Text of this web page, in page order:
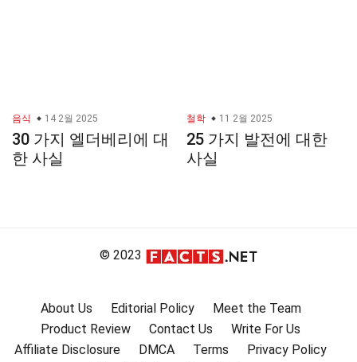
음식 14 2월 2025
30 가지 엘더베리에 대
한 사실
철학 11 2월 2025
25 가지 발전에 대한
사실
© 2023
About Us Editorial Policy
Meet the Team
Product Review
Contact Us
Write For Us
Affiliate Disclosure
DMCA Terms
Privacy Policy